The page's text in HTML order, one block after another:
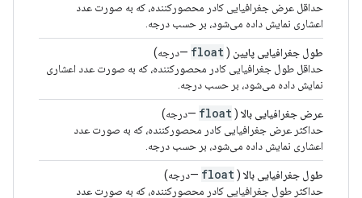
حداقل عرض جغرافیایی کادر محصورکننده، که به صورت عدد
اعشاری نمایش داده می‌شود، بر حسب درجه.
طول جغرافیایی پایین (
float —درجه)
حداقل طول جغرافیایی کادر محصورکننده، که به صورت عدد اعشاری
نمایش داده می‌شود، بر حسب درجه.
عرض جغرافیایی بالا (
float —درجه)
حداکثر عرض جغرافیایی کادر محصورکننده، که به صورت عدد
اعشاری نمایش داده می‌شود، بر حسب درجه.
طول جغرافیایی بالا (
float —درجه)
حداکثر طول جغرافیایی کادر محصورکننده، که به صورت عدد